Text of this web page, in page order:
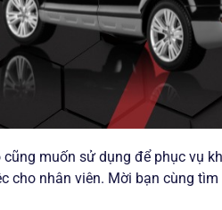
muốn sử dụng để phục vụ
cho nhân viên. Mời bạn cùng